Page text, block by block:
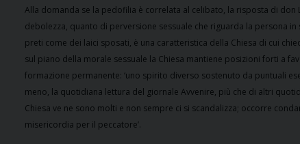
Alla domanda se la pedofilia è correlata al celibato, la risposta di
debolezza, quanto di perversione sessuale che riguarda la persona
preti come dei laici sposati, è una caratteristica della Chiesa di cui
sul piano della morale sessuale la Chiesa mantiene posizioni forti a
formazione permanente: ‘uno spirito diverso sostenuto da puntuali
meno, la quotidiana lettura del giornale Avvenire, più che di altri
Chiesa ve ne sono molti e non sempre ci si scandalizza; occorre
misericordia per il peccatore’.